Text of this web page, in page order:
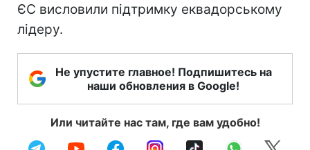
ЄС висловили підтримку еквадорському
лідеру.
Не упустите главное! Подпишитесь на
наши обновления в Google!
Или читайте нас там, где вам удобно!